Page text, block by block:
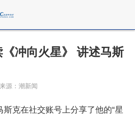
冲向火星》 讲述马斯
源：潮新闻
斯克在社交账号上分享了他的“星